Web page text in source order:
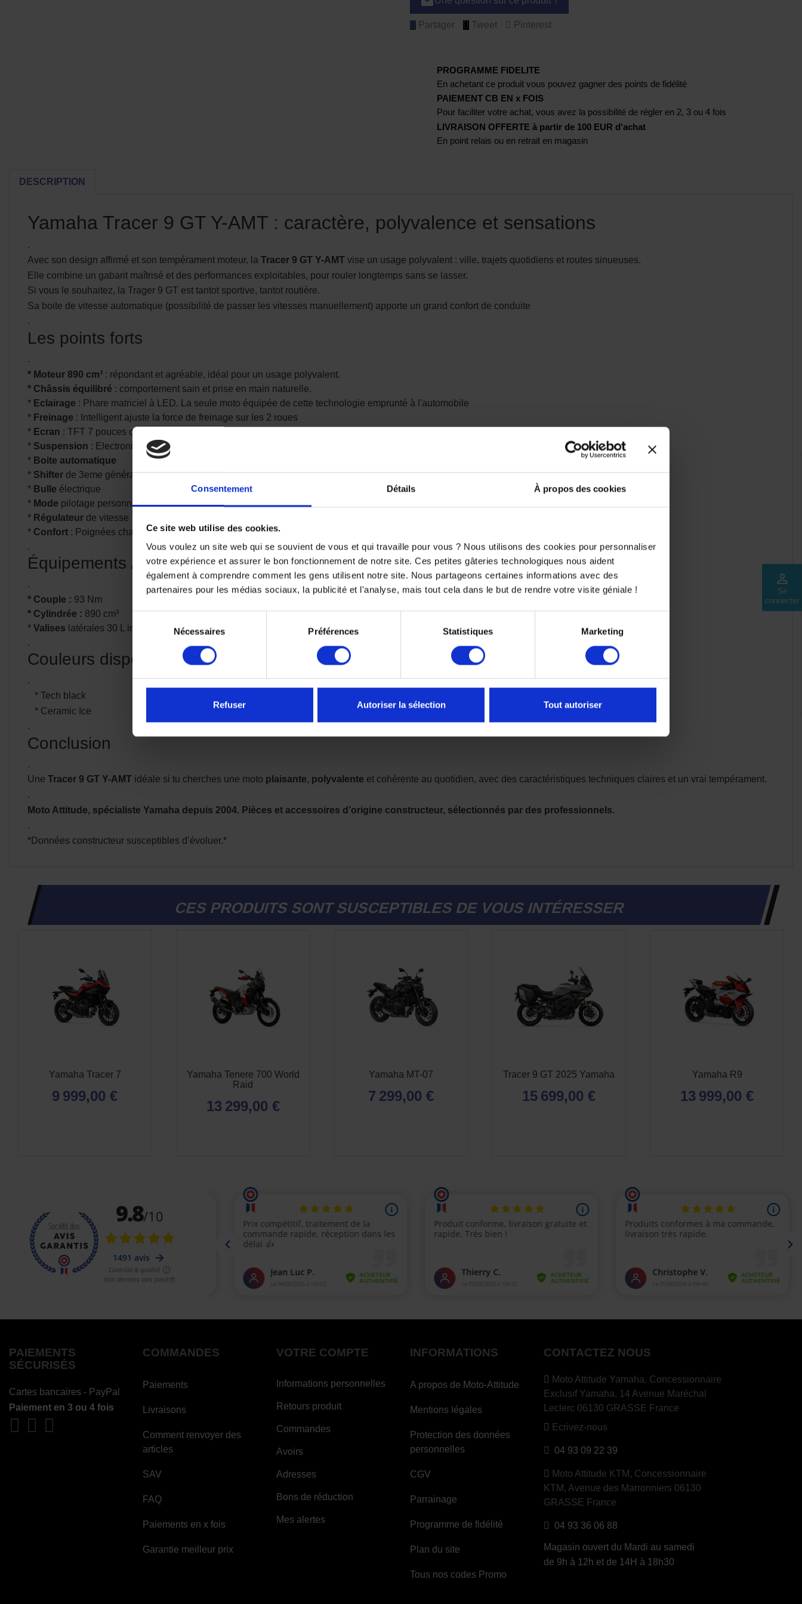
Consentement Détails À propos des cookies
Ce site web utilise des cookies.
Vous voulez un site web qui se souvient de vous et qui travaille pour vous ? Nous utilisons des cookies pour personnaliser
votre expérience et assurer le bon fonctionnement de notre site. Ces petites gâteries technologiques nous aident
également à comprendre comment les gens utilisent notre site. Nous partageons certaines informations avec des
partenaires pour les médias sociaux, la publicité et l'analyse, mais tout cela dans le but de rendre votre visite géniale !
consentement
Nécessaires Préférences Statistiques Marketing
Refuser Autoriser la sélection Tout autoriser
perm_identity
Se
connecter
Partager Tweet Pinterest
PROGRAMME FIDELITE
En achetant ce produit vous pouvez gagner des points de fidélité
PAIEMENT CB EN x FOIS
Pour faciliter votre achat, vous avez la possibilité de régler en 2, 3 ou 4 fois
LIVRAISON OFFERTE à partir de 100 EUR d'achat
En point relais ou en retrait en magasin
DESCRIPTION
Yamaha Tracer 9 GT Y-AMT : caractère, polyvalence et sensations
.
Avec son design affirmé et son tempérament moteur, la Tracer 9 GT Y-AMT vise un usage polyvalent : ville, trajets quotidiens et routes sinueuses.
Elle combine un gabarit maîtrisé et des performances exploitables, pour rouler longtemps sans se lasser.
Si vous le souhaitez, la Trager 9 GT est tantot sportive, tantot routière.
Sa boite de vitesse automatique (possibilité de passer les vitesses manuellement) apporte un grand confort de conduite
.
Les points forts
.
* Moteur 890 cm³ : répondant et agréable, idéal pour un usage polyvalent.
* Châssis équilibré : comportement sain et prise en main naturelle.
* Eclairage : Phare matriciel à LED. La seule moto équipée de cette technologie emprunté à l'automobile
* Freinage : Intelligent ajuste la force de freinage sur les 2 roues
* Ecran : TFT 7 pouces couleur avec navigation GPS Garmin intégrée
* Suspension : Electronique semi active, s'ajuste dynamiquement suivant le route et la conduite
* Boite automatique
* Shifter de 3eme génération
* Bulle électrique
* Mode pilotage personnalisables
* Régulateur de vitesse
* Confort : Poignées chauffantes
.
Équipements / données techniques principales
.
* Couple : 93 Nm
* Cylindrée : 890 cm³
* Valises latérales 30 L incluses
.
Couleurs disponibles
.
* Tech black
* Ceramic Ice
.
Conclusion
.
Une Tracer 9 GT Y-AMT idéale si tu cherches une moto plaisante, polyvalente et cohérente au quotidien, avec des caractéristiques techniques claires et un vrai tempérament.
.
Moto Attitude, spécialiste Yamaha depuis 2004. Pièces et accessoires d’origine constructeur, sélectionnés par des professionnels.
.
*Données constructeur susceptibles d’évoluer.*
CES PRODUITS SONT SUSCEPTIBLES DE VOUS INTÉRESSER
Yamaha Tracer 7
9 999,00 €
Yamaha Tenere 700 World
Raid
13 299,00 €
Yamaha MT-07
7 299,00 €
Tracer 9 GT 2025 Yamaha
15 699,00 €
Yamaha R9
13 999,00 €
PAIEMENTS
SÉCURISÉS
Cartes bancaires - PayPal
Paiement en 3 ou 4 fois
COMMANDES
Paiements
Livraisons
Comment renvoyer des
articles
SAV
FAQ
Paiements en x fois
Garantie meilleur prix
VOTRE COMPTE
Informations personnelles
Retours produit
Commandes
Avoirs
Adresses
Bons de réduction
Mes alertes
INFORMATIONS
A propos de Moto-Attitude
Mentions légales
Protection des données
personnelles
CGV
Parrainage
Programme de fidélité
Plan du site
Tous nos codes Promo
CONTACTEZ NOUS
Moto Attitude Yamaha, Concessionnaire
Exclusif Yamaha, 14 Avenue Maréchal
Leclerc 06130 GRASSE France
Ecrivez-nous
04 93 09 22 39
Moto Attitude KTM, Concessionnaire
KTM, Avenue des Marronniers 06130
GRASSE France
04 93 36 06 88
Magasin ouvert du Mardi au samedi
de 9h à 12h et de 14H à 18h30